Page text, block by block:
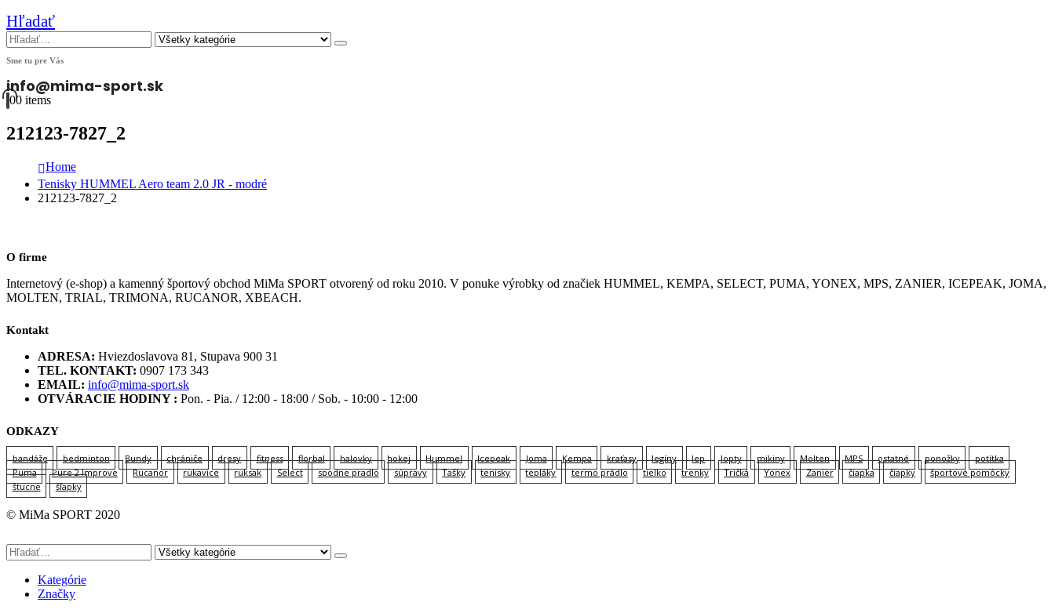
Hľadať
Sme tu pre Vás
info@mima-sport.sk
00 items
212123-7827_2
Home
Tenisky HUMMEL Aero team 2.0 JR - modré
212123-7827_2
O firme
Internetový (e-shop) a kamenný športový obchod MiMa SPORT otvorený od roku 2010. V ponuke výrobky od značiek HUMMEL, KEMPA, SELECT, PUMA, YONEX, MPS, ZANIER, ICEPEAK, JOMA,
MOLTEN, TRIAL, TRIMONA, RUCANOR, XBEACH.
Kontakt
ADRESA: Hviezdoslavova 81, Stupava 900 31
TEL. KONTAKT: 0907 173 343
EMAIL: info@mima-sport.sk
OTVÁRACIE HODINY : Pon. - Pia. / 12:00 - 18:00 / Sob. - 10:00 - 12:00
ODKAZY
bandáže bedminton Bundy chrániče dresy fitness florbal halovky hokej Hummel Icepeak Joma Kempa kraťasy legíny lep lopty mikiny Molten MPS ostatné ponožky
potítka
Puma
Pure 2 Improve Rucanor rukavice ruksak Select spodne pradlo súpravy Tašky tenisky tepláky termo prádlo tielko trenky Tričká Yonex Zanier čiapka čiapky
športové pomôcky
štucne
šľapky
© MiMa SPORT 2020
Kategórie
Značky